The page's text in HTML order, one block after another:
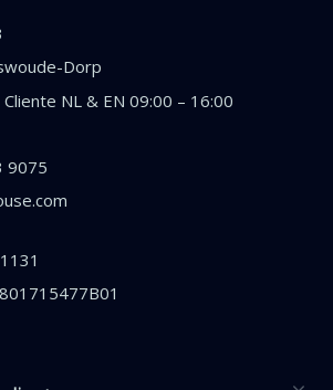
Dorp
NL & EN 09:00 – 16:00
9075